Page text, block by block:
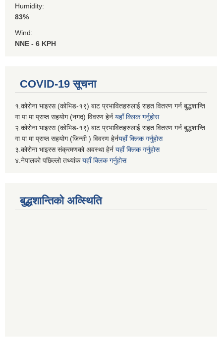
Humidity:
83%
Wind:
NNE - 6 KPH
COVID-19 सूचना
१.कोरोना भाइरस (कोभिड-१९) बाट प्रभावितहरुलाई राहत वितरण गर्न बुद्धशान्ति
गा पा मा प्राप्त सहयोग (नगद) विवरण हेर्न यहाँ क्लिक गर्नुहोस
२.कोरोना भाइरस (कोभिड-१९) बाट प्रभावितहरुलाई राहत वितरण गर्न बुद्धशान्ति
गा पा मा प्राप्त सहयोग (जिन्सी ) विवरण हेर्नयहाँ क्लिक गर्नुहोस
३.कोरोना भाइरस संक्रमणको अवस्था हेर्न यहाँ क्लिक गर्नुहोस
४.नेपालको पछिल्लो तथ्यांकयहाँ क्लिक गर्नुहोस
बुद्धशान्तिको अव्स्थिति